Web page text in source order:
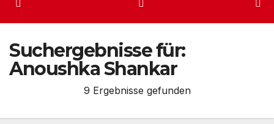
Suchergebnisse für:
Anoushka Shankar
9 Ergebnisse gefunden